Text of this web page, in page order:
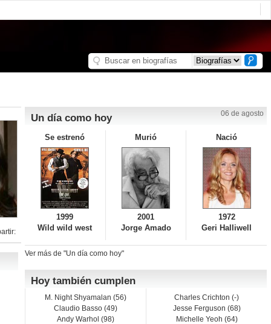
Un día como hoy 06 de agosto
Se estrenó
1999
Wild wild west
Murió
2001
Jorge Amado
Nació
1972
Geri Halliwell
Ver más de "Un día como hoy"
Hoy también cumplen
M. Night Shyamalan (56)
Claudio Basso (49)
Andy Warhol (98)
Charles Crichton (-)
Jesse Ferguson (68)
Michelle Yeoh (64)